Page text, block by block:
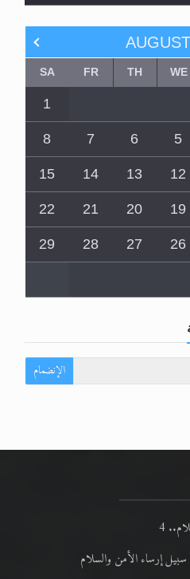
AUGUST
WE
TH
FR
SA
1
5
6
7
8
12
13
14
15
19
20
21
22
26
27
28
29
الإنضمام
4
إرساء الأمن والسلام